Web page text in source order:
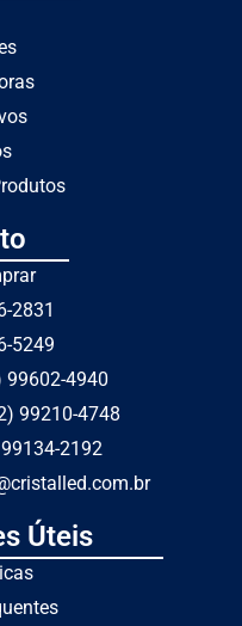
2831
5249
99602-4940
99210-4748
2192
Úteis